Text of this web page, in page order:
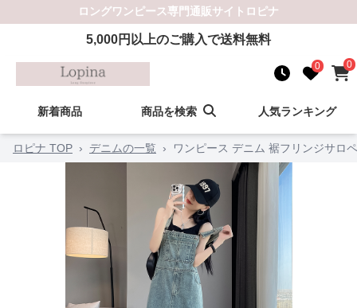
ロングワンピース専門通販サイト ロピナ
5,000円以上のご購入で送料無料
0 0
新着商品 商品を検索 人気ランキング
ロピナ TOP › デニムの一覧 › ワンピース デニム 裾フリンジサロ